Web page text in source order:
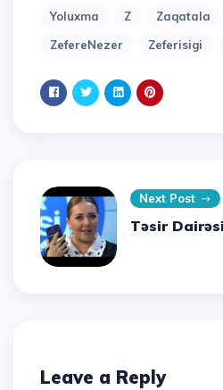
Yoluxma
Z Zaqatala
ZefereNezer
Zeferisigi
Next Post
Təsir
Leave a Reply